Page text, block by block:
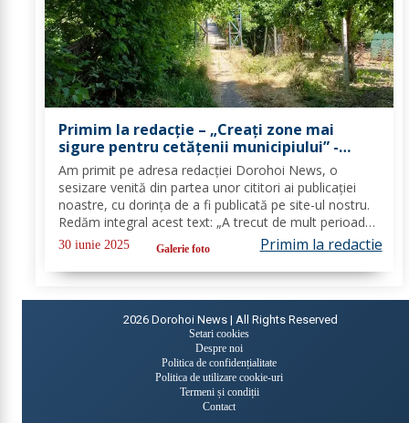
Primim la redacție – „Creați zone mai
sigure pentru cetățenii municipiului” -
FOTO
Am primit pe adresa redacţiei Dorohoi News, o
sesizare venită din partea unor cititori ai publicaţiei
noastre, cu dorința de a fi publicată pe site-ul nostru.
Redăm integral acest text: „A trecut de mult perioada
toaletării arborilor şi arbuştilor dar aceasta ar trebui să
devină şi acum o...
30 iunie 2025 Galerie foto Primim la redactie
2026 Dorohoi News | All Rights Reserved
Setari cookies
Despre noi
Politica de confidențialitate
Politica de utilizare cookie-uri
Termeni și condiții
Contact